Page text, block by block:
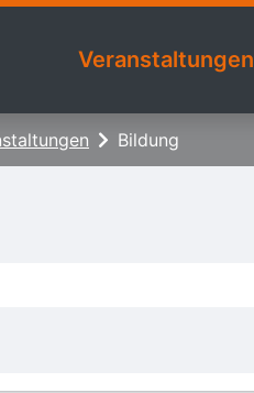
Veranstaltungen
Bildung